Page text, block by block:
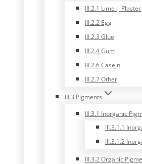
III.2.1 Lime | Plaster
III.2.2 Egg
III.2.3 Glue
III.2.4 Gum
III.2.6 Casein
III.2.7 Other
III.3 Pigments
III.3.1 Inorganic
III.3.1.1
III.3.1.2
III.3.2 Organic